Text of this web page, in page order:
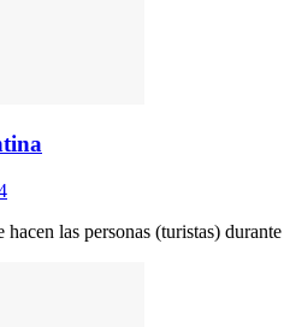
las personas (turistas)